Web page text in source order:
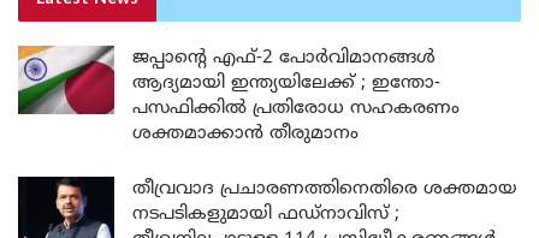
ജപ്പാന്റെ എഫ്-2 പോർവിമാനങ്ങൾ
ആദ്യമായി ഇന്ത്യയിലേക്ക് ; ഇന്തോ-
പസഫിക്കിൽ പ്രതിരോധ സഹകരണം
ശക്തമാക്കാൻ തീരുമാനം
തീവ്രവാദ പ്രചാരണത്തിനെതിരെ ശക്തമായ
നടപടികളുമായി ഫഡ്നാവിസ് ;